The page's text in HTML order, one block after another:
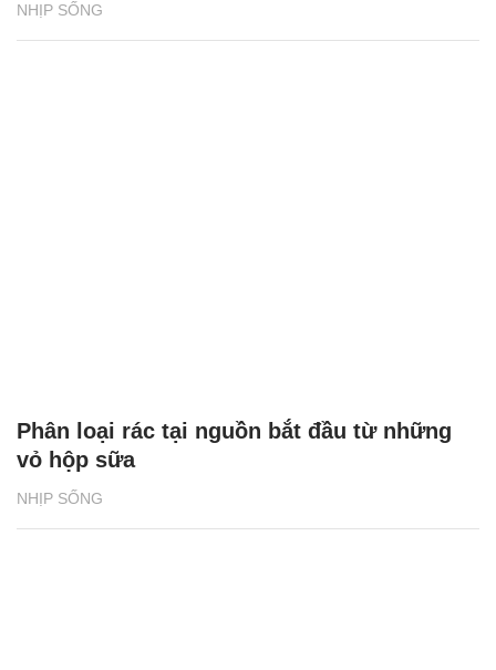
NHỊP SỐNG
NHỊP SỐNG
Phân loại rác tại nguồn bắt đầu từ những
vỏ hộp sữa